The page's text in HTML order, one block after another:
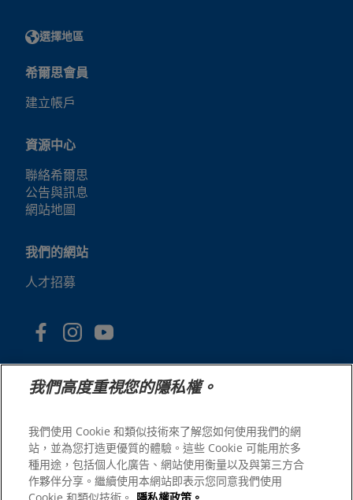
選擇地區
希爾思會員
建立帳戶
資源中心
聯絡希爾思
公告與訊息
網站地圖
我們的網站
人才招募
© 2025 Hill's Pet Nutrition, Inc.
版權所有。
本文所使用的商標僅指在美國註冊的商標；在其他地區的註
我們高度重視您的隱私權。
我們使用 Cookie 和類似技術來了解您如何使用我們的網
站，並為您打造更優質的體驗。這些 Cookie 可能用於多
種用途，包括個人化廣告、網站使用衡量以及與第三方合
作夥伴分享。繼續使用本網站即表示您同意我們使用